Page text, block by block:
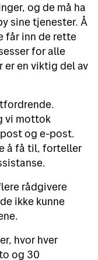
og de må ha
sine tjenester. Å
får inn de rette
for alle
en viktig del av
vi mottok
og e-post.
å få til, forteller
rådgivere
ikke kunne
hvor hver
og 30